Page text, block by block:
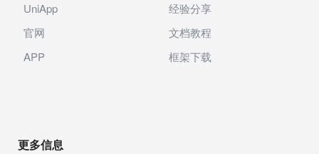
UniApp
官网
APP
经验分享
文档教程
框架下载
更多信息